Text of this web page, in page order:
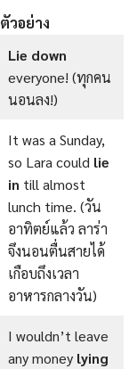
ตัวอย่าง
Lie down
everyone! (ทุกคน
นอนลง!)
It was a Sunday,
so Lara could lie
in till almost
lunch time. (วัน
อาทิตย์แล้ว ลาร่า
จึงนอนตื่นสายได้
เกือบถึงเวลา
อาหารกลางวัน)
I wouldn’t leave
any money lying